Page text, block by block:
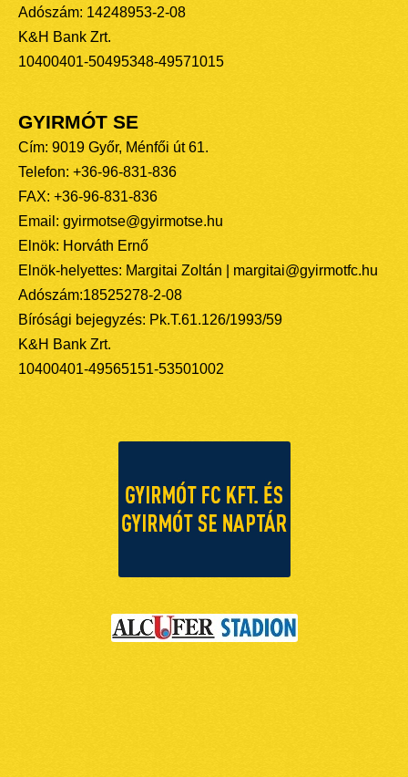
Adószám: 14248953-2-08
K&H Bank Zrt.
10400401-50495348-49571015
GYIRMÓT SE
Cím: 9019 Győr, Ménfői út 61.
Telefon: +36-96-831-836
FAX: +36-96-831-836
Email: gyirmotse@gyirmotse.hu
Elnök: Horváth Ernő
Elnök-helyettes: Margitai Zoltán | margitai@gyirmotfc.hu
Adószám:18525278-2-08
Bírósági bejegyzés: Pk.T.61.126/1993/59
K&H Bank Zrt.
10400401-49565151-53501002